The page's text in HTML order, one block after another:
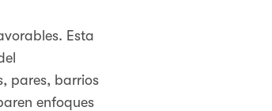
Esta
pares, barrios
enfoques